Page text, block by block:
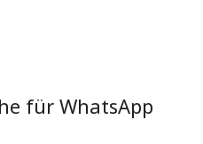
für WhatsApp